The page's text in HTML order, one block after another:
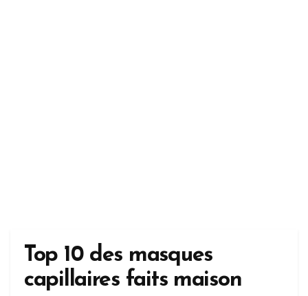
Top 10 des masques
capillaires faits maison